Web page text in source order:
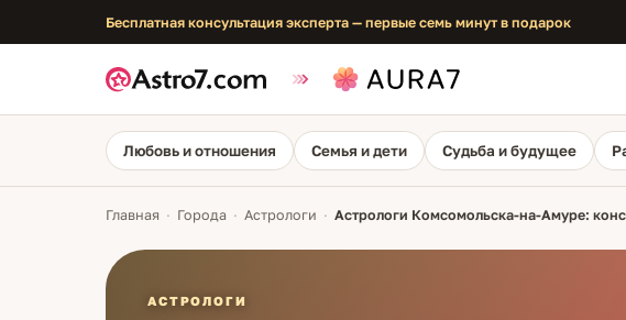
Бесплатная консультация эксперта — первые семь минут в подарок
Любовь и отношения Семья и дети Судьба и будущее
Главная · Города · Астрологи · Астрологи Комсомольска-на-Амуре:
АСТРОЛОГИ